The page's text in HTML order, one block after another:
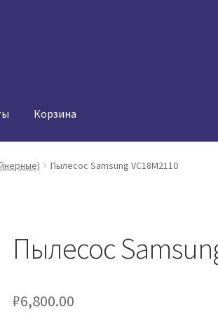
Корзина
Пылесос Samsung VC18M2110
Пылесос
₽6,800.00